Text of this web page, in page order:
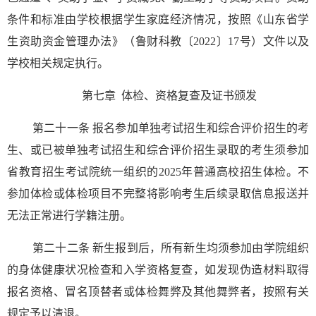
条件和标准由学校根据学生家庭经济情况，按照《山东省学
生资助资金管理办法》（鲁财科教〔2022〕17号）文件以及
学校相关规定执行。
第七章 体检、资格复查及证书颁发
第二十一条 报名参加单独考试招生和综合评价招生的考
生、或已被单独考试招生和综合评价招生录取的考生须参加
省教育招生考试院统一组织的2025年普通高校招生体检。不
参加体检或体检项目不完整将影响考生后续录取信息报送并
无法正常进行学籍注册。
第二十二条 新生报到后，所有新生均须参加由学院组织
的身体健康状况检查和入学资格复查，如发现伪造材料取得
报名资格、冒名顶替者或体检舞弊及其他舞弊者，按照有关